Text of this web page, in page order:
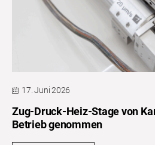
17. Juni 2026
Zug-Druck-Heiz-Stage von
Betrieb genommen